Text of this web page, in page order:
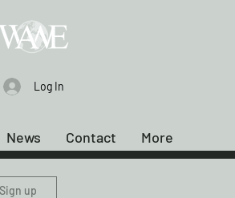
Log In
News Contact More
up